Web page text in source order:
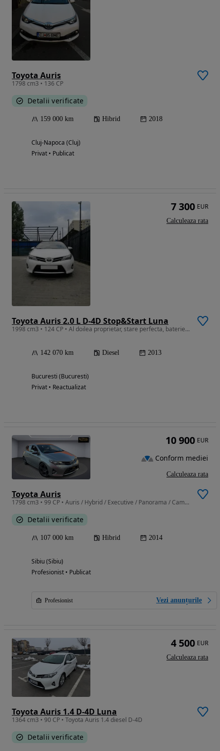
Toyota Auris
1798 cm3 • 136 CP
Detalii verificate
159 000 km Hibrid 2018
Cluj-Napoca (Cluj)
Privat • Publicat
Toyota Auris 2.0 L D-4D Stop&Start Luna
1998 cm3 • 124 CP • Al doilea proprietar, stare perfecta, baterie noua
142 070 km Diesel 2013
Bucuresti (Bucuresti)
Privat • Reactualizat
7 300 EUR
Calculeaza rata
Toyota Auris
1798 cm3 • 99 CP • Auris / Hybrid / Executive / Panorama / Camera / Piele
Detalii verificate
107 000 km Hibrid 2014
Sibiu (Sibiu)
Profesionist • Publicat
Profesionist Vezi anunțurile
10 900 EUR
Conform mediei
Calculeaza rata
Toyota Auris 1.4 D-4D Luna
1364 cm3 • 90 CP • Toyota Auris 1.4 diesel D-4D
Detalii verificate
4 500 EUR
Calculeaza rata